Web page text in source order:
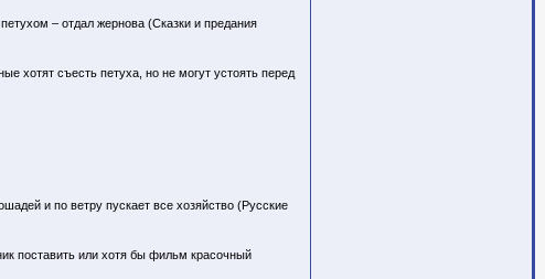
– отдал жернова (Сказки и предания
хотят съесть петуха, но не могут устоять перед
и по ветру пускает все хозяйство (Русские
поставить или хотя бы фильм красочный